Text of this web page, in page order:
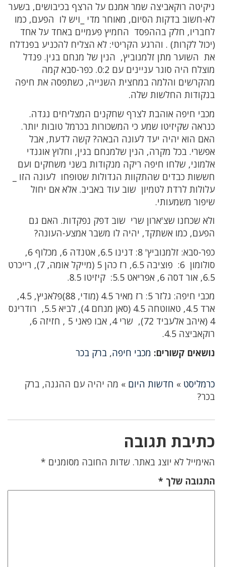
ניקיטה רוקאביצה שמר אמנם על הרצף בכיבושים, בשער
לא-חשוב בדקות הסיום, מאוחר מדי _ויש לו הפעם, כמו
לחבריו, חלק בההפסד החמיץ פעמיים באחד על אחד
(יכול לקרות) . והרגע הקריטי: לא הצליח להכניע בפנדלח
את השוער מתן זלמנוביץ, הנין של מנחם בגין. פנדל
מוצלח היה סוגר עניינים עם 0:2. כפר-סבא קמה
מהקרשים והלמה במחצית השנייה, כשתפסה את חיפה
בנקודות החלשות שלה.
מכבי חיפה אוהבת לצרף שחקנים המצליחים נגדה.
כנראה שקיזיטו שמע כי המשכורות בכרמל טובות יותר.
האם הוא יהיה יעד לעונה הבאה? קשה לדעת, אבל
אפשרי. בכל מקרה, הנין שלמנחם בגין, וחלוץ אוגנדי
אלמוני, שלחו חיפה ריקה מנקודות בשני משחקים ועם
חששות כבדים שהתקוות הגדולות שטופחו לעונה הזו _
עלולות לרדת לטמיון שוב עוד באביב. אלא אם יחול
שיפור משמעותי.
ולא שכחנו שצ'ארון שרי שוב דפק נפקדות. האם גם
הפעם, כמו אשתקד, יהיה לו משבר אמצע-העונה?
כפר-סבא: זלמנוביץ' 8: דנינו 6.5, אטנדה 6, מכלוף 6,
סולומון 6: פוציבה 6.5, רז כהן 5 (מייקל אומה, 7), רייכרט
6.5, אור דסה 6, אפריאט 5.5: קיזיטו 8.5.
מכבי חיפה: גלזר 5: רז מאיר 4.5 (מודי, 88)פלאניץ, 4.5,
ארד 4.5, טאווטחה 4.5 (סאן מנחם 4), לביא 5.5, רודריגס
4 (איהב אלעביד 72), שרי 4, אבו פאני 5 , חזיזה 6,
רוקאביצה 4.5.
נושאים קשורים: מכבי חיפה, ברק בכר
כרמליסט » חדשות היום » מה יהיה עם ההגנה, ברק
בכר?
כתיבת תגובה
האימייל לא יוצג באתר. שדות החובה מסומנים *
התגובה שלך *